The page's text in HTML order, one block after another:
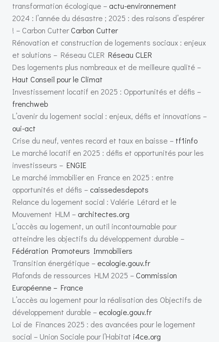
transformation écologique – actu-environnement
2024 : l’année du désastre ; 2025 : des raisons d’espérer
! – Carbon CutterCarbon Cutter
Rénovation et construction de logements sociaux : enjeux
et solutions – Réseau CLER Réseau CLER
Des logements plus nombreaux et de meilleure qualité –
Haut Conseil pour le Climat
Investissement locatif en 2025 : Opportunités et défis –
frenchweb
L’avenir du logement social : enjeux, défis et innovations –
oui-act
Crise du neuf, ventes record et taux en baisse – tf1info
Le marché locatif en 2025 : défis et opportunités pour les
investisseurs – ENGIE
Le marché immobilier en France en 2025 : entre
opportunités et défis – caissedesdepots
Relance du logement social : Valérie Létard et le
Mouvement HLM – architectes.org
L’accès au logement, un outil incontournable pour
atteindre les objectifs du développement durable –
Fédération Promoteurs Immobiliers
Transition énergétique – ecologie.gouv.fr
Plafonds de ressources HLM 2025 –Commission
Européenne – France
L’accès au logement pour la réalisation des Objectifs de
développement durable – ecologie.gouv.fr
Loi de Finances 2025 : des avancées pour le logement
social – Union Sociale pour l’Habitat i4ce.org